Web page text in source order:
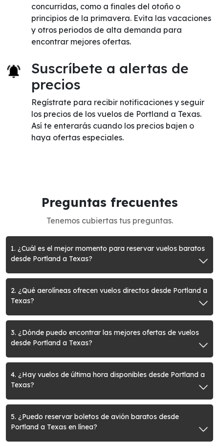
concurridas, como a finales del otoño o
principios de la primavera. Evita las vacaciones
y otros periodos de alta demanda para
encontrar mejores ofertas.
Suscríbete a alertas de
precios
Regístrate para recibir notificaciones y seguir
los precios de los vuelos de Portland a Texas.
Así te enterarás cuando los precios bajen o
haya ofertas especiales.
Preguntas frecuentes
Tenemos cubiertas tus preguntas.
1. ¿Cuál es el mejor momento para reservar vuelos baratos
desde Portland a Texas?
2. ¿Qué aerolíneas ofrecen vuelos directos desde Portland a
Texas?
3. ¿Dónde puedo encontrar las mejores ofertas de vuelos
desde Portland a Texas?
4. ¿Hay vuelos de última hora disponibles desde Portland a
Texas?
5. ¿Puedo reservar boletos de avión baratos desde
Portland a Texas en línea?